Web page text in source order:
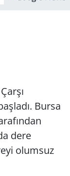
Bursa
dere
olumsuz